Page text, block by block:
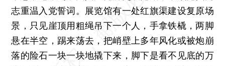
志重温入党誓词。展览馆有一处红旗渠建设复原场
景，只见崖顶用粗绳吊下一个人，手拿铁橇，两脚
悬在半空，踢来荡去，把峭壁上多年风化或被炮崩
落的险石一块一块地撬下来，脚下是看不见底的万